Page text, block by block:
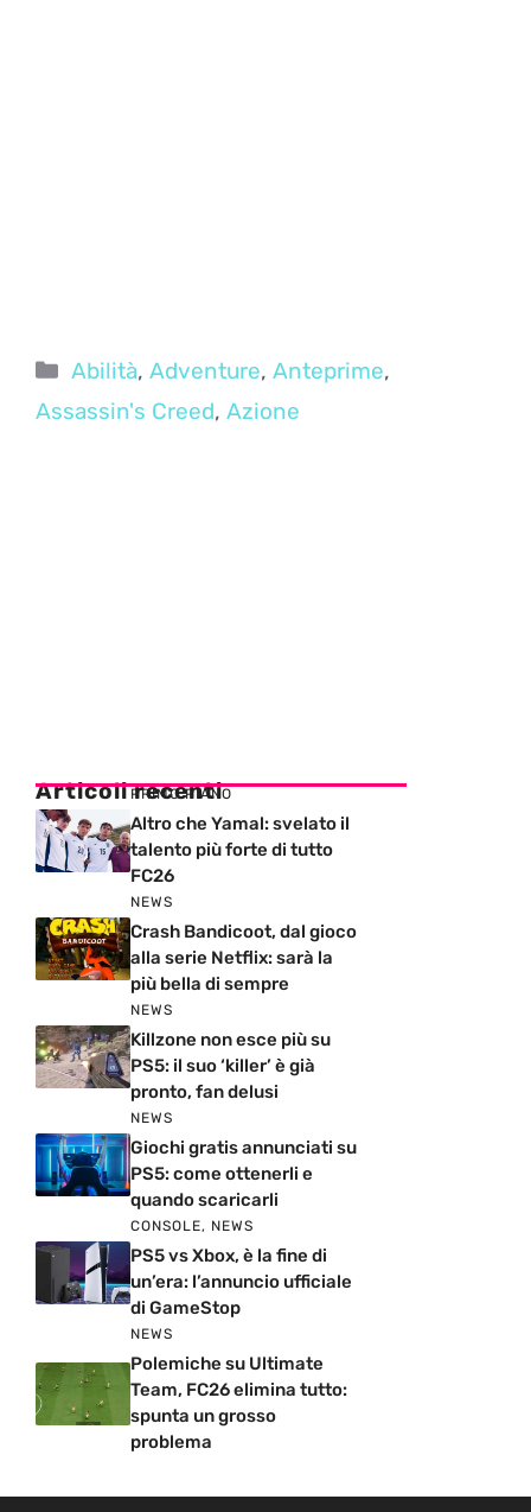
Categorie
Abilità,Adventure,Anteprime,
Assassin's Creed, Azione
Articoli recenti
PRIMO PIANO
Altro che Yamal: svelato il
talento più forte di tutto
FC26
NEWS
Crash Bandicoot, dal gioco
alla serie Netflix: sarà la
più bella di sempre
NEWS
Killzone non esce più su
PS5: il suo ‘killer’ è già
pronto, fan delusi
NEWS
Giochi gratis annunciati su
PS5: come ottenerli e
quando scaricarli
CONSOLE, NEWS
PS5 vs Xbox, è la fine di
un’era: l’annuncio ufficiale
di GameStop
NEWS
Polemiche su Ultimate
Team, FC26 elimina tutto:
spunta un grosso
problema